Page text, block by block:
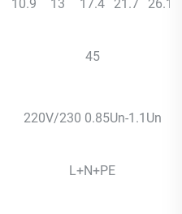
10.9
13
17.4
21.7
26.1
45
220V/230 0.85Un-1.1Un
L+N+PE